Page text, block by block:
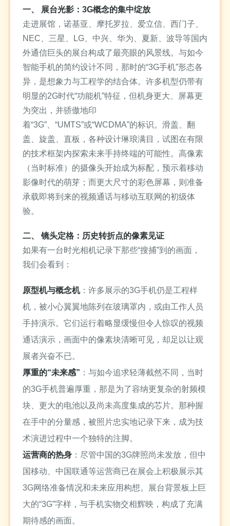
一、 展台光影：3G概念的集中绽放
走进展馆，诺基亚、摩托罗拉、爱立信、西门子、
NEC、三星、LG、中兴、华为、夏新、波导等国内
外通信巨头的展台构成了最亮眼的风景线。与如今
智能手机的简约设计不同，那时的“3G手机”形态各
异，是想象力与工程学的结合体。许多机型仍带有
明显的2G时代“功能机”特征，但机身更大、屏幕更
为突出，并骄傲地印
着“3G”、“UMTS”或“WCDMA”的标识。滑盖、翻
盖、旋盖、直板，各种设计琳琅满目，试图在有限
的技术框架内探索未来手持终端的可能性。高像素
（当时标准）的摄像头开始成为标配，预示着移动
影像时代的萌芽；而更大尺寸的彩色屏幕，则准备
承载即将到来的视频通话与移动互联网的初级体
验。
二、 镜头定格：历史转折点的像素见证
如果有一台时光相机记录下那些“搜捕”到的画面，
我们会看到：
原型机与概念机：许多展示的3G手机仍是工程样
机，被小心翼翼地陈列在玻璃罩内，或由工作人员
手持演示。它们运行着略显缓慢但令人惊叹的视频
通话演示，画面中的像素块清晰可见，却足以让观
展者兴奋不已。
厚重的“未来感” ：与如今追求轻薄截然不同，当时
的3G手机普遍厚重，那是为了容纳更复杂的射频模
块、更大的电池以及尚未高度集成的芯片。那种握
在手中的分量感，被照片忠实地记录下来，成为技
术演进过程中一个独特的注脚。
运营商的热身 ：尽管中国的3G牌照尚未发放，但中
国移动、中国联通等运营商已在展会上积极展示其
3G网络准备情况和未来应用构想。展台背景板上巨
大的“3G”字样，与手机实物交相辉映，构成了充满
期待感的画面。